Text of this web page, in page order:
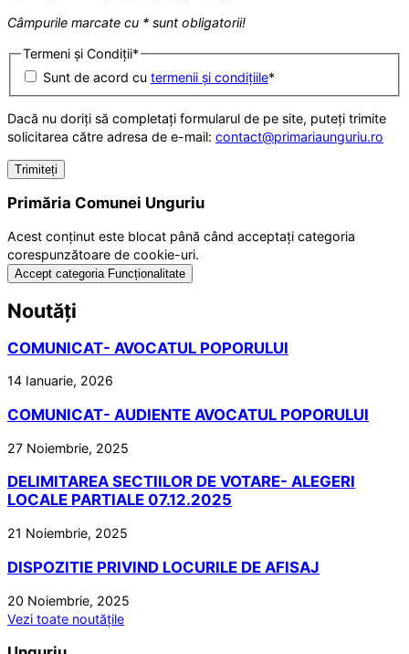
Câmpurile marcate cu * sunt obligatorii!
Termeni și Condiții*
Sunt de acord cu termenii și condițiile*
Dacă nu doriți să completați formularul de pe site, puteți trimite
solicitarea către adresa de e-mail: contact@primariaunguriu.ro
Primăria Comunei Unguriu
Acest conținut este blocat până când acceptați categoria
corespunzătoare de cookie-uri.
Accept categoria Funcționalitate
Noutăți
COMUNICAT- AVOCATUL POPORULUI
14 Ianuarie, 2026
COMUNICAT- AUDIENTE AVOCATUL POPORULUI
27 Noiembrie, 2025
DELIMITAREA SECTIILOR DE VOTARE- ALEGERI
LOCALE PARTIALE 07.12.2025
21 Noiembrie, 2025
DISPOZITIE PRIVIND LOCURILE DE AFISAJ
20 Noiembrie, 2025
Vezi toate noutățile